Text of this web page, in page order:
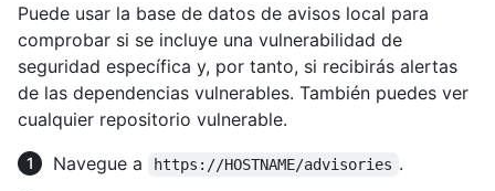
Puede usar la base de datos de avisos local para
comprobar si se incluye una vulnerabilidad de
seguridad específica y, por tanto, si recibirás alertas
de las dependencias vulnerables. También puedes ver
cualquier repositorio vulnerable.
Navegue a
https://HOSTNAME/advisories .